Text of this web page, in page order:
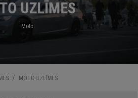
UZLĪMES
Moto
/ MOTO UZLĪMES